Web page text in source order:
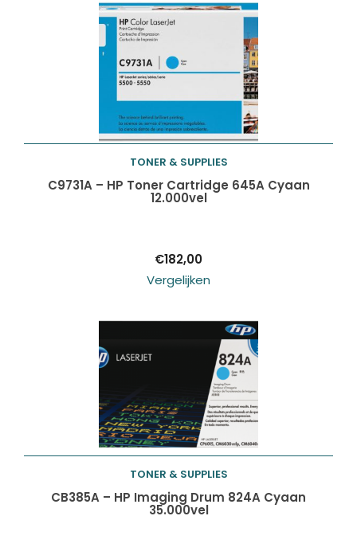
Toevoegen aan
TONER & SUPPLIES
C9731A – HP Toner Cartridge 645A Cyaan
12.000vel
€182,00
Vergelijken
Toevoegen aan
TONER & SUPPLIES
CB385A – HP Imaging Drum 824A Cyaan
35.000vel